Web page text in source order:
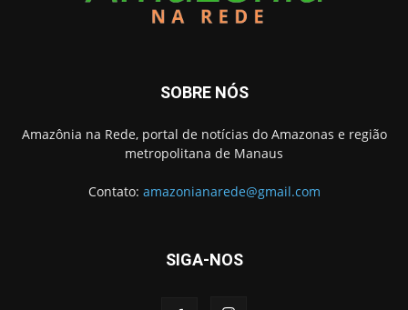
SOBRE NÓS
Amazônia na Rede, portal de notícias do Amazonas e região
metropolitana de Manaus
Contato: amazonianarede@gmail.com
SIGA-NOS